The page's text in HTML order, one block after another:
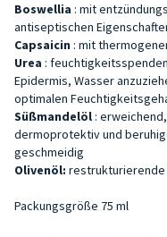
Boswellia : mit
antiseptischen
Capsaicin : mit
Urea :
Epidermis, Wasser
optimalen
Süßmandelöl :
dermoprotektiv und
geschmeidig
Olivenöl: restrukturierende
Packungsgröße 75 ml